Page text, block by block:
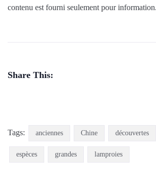
contenu est fourni seulement pour information.
Share This:
Tags: anciennes Chine découvertes
espèces grandes lamproies